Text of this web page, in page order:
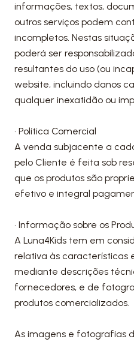
informações, textos,
outros serviços podem
incompletos. Nestas
poderá ser
resultantes do uso (ou
website, incluindo danos
qualquer inexatidão ou
• Política Comercial
A venda subjacente a
pelo Cliente é feita sob
que os produtos são
efetivo e integral
• Informação sobre os
A Luna4Kids tem em
relativa às características
mediante descrições
fornecedores, e de
produtos comercializados.
As imagens e fotografias